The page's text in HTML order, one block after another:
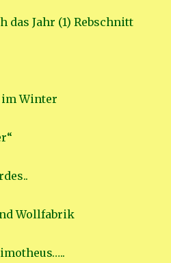
das Jahr (1) Rebschnitt
im Winter
Wollfabrik